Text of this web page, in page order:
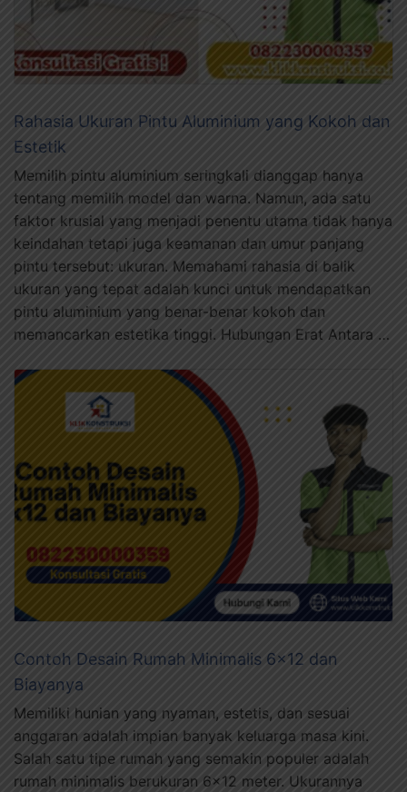
Rahasia Ukuran Pintu Aluminium yang Kokoh dan
Estetik
Memilih pintu aluminium seringkali dianggap hanya
tentang memilih model dan warna. Namun, ada satu
faktor krusial yang menjadi penentu utama tidak hanya
keindahan tetapi juga keamanan dan umur panjang
pintu tersebut: ukuran. Memahami rahasia di balik
ukuran yang tepat adalah kunci untuk mendapatkan
pintu aluminium yang benar-benar kokoh dan
memancarkan estetika tinggi. Hubungan Erat Antara …
Contoh Desain Rumah Minimalis 6×12 dan
Biayanya
Memiliki hunian yang nyaman, estetis, dan sesuai
anggaran adalah impian banyak keluarga masa kini.
Salah satu tipe rumah yang semakin populer adalah
rumah minimalis berukuran 6×12 meter. Ukurannya